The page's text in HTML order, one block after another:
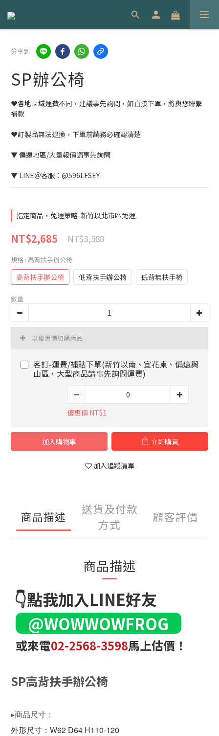
分享到
SP辦公椅
❤️各地區域運費不同，建議事先詢問，如直接下單，將與您聯繫
補款
❤️訂製品無法退換，下單前請務必確認清楚
▼ 偏遠地區/大量報價請事先詢問
▼ LINE＠客服：@596LFSEY
指定商品，免運策略-新竹以北市區免運
NT$3,580
NT$2,685
規格 : 高背扶手辦公椅
高背扶手辦公椅 低背扶手辦公椅 低背無扶手椅
數量
以優惠價加購商品
客訂-運費/補貼下單(新竹以南、宜花東、偏遠與
山區，大型商品請事先詢問運費)
優惠價 NT$1
加入購物車 立即購買
加入追蹤清單
商品描述
送貨及付款
方式
顧客評價
商品描述
👇點我加入LINE好友
@WOWWOWFROG
或來電02-2568-3598馬上估價！
SP高背扶手辦公椅
▸商品尺寸：
外形尺寸：W62 D64 H110-120